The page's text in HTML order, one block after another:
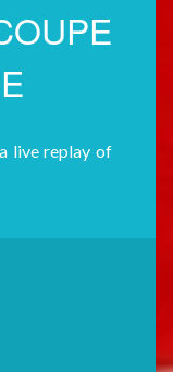
live replay of